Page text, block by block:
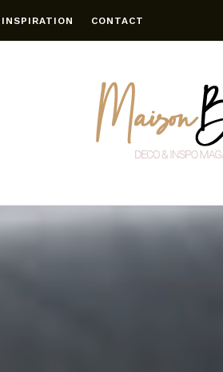
INSPIRATION CONTACT